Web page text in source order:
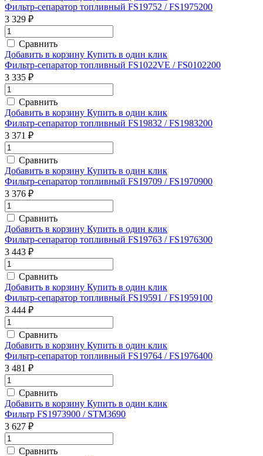
Фильтр-сепаратор топливный FS19752 / FS1975200
3 329 ₽
Сравнить
Добавить в корзину Купить в один клик
Фильтр-сепаратор топливный FS1022VE / FS0102200
3 335 ₽
Сравнить
Добавить в корзину Купить в один клик
Фильтр-сепаратор топливный FS19832 / FS1983200
3 371 ₽
Сравнить
Добавить в корзину Купить в один клик
Фильтр-сепаратор топливный FS19709 / FS1970900
3 376 ₽
Сравнить
Добавить в корзину Купить в один клик
Фильтр-сепаратор топливный FS19763 / FS1976300
3 443 ₽
Сравнить
Добавить в корзину Купить в один клик
Фильтр-сепаратор топливный FS19591 / FS1959100
3 444 ₽
Сравнить
Добавить в корзину Купить в один клик
Фильтр-сепаратор топливный FS19764 / FS1976400
3 481 ₽
Сравнить
Добавить в корзину Купить в один клик
Фильтр FS1973900 / STM3690
3 627 ₽
Сравнить